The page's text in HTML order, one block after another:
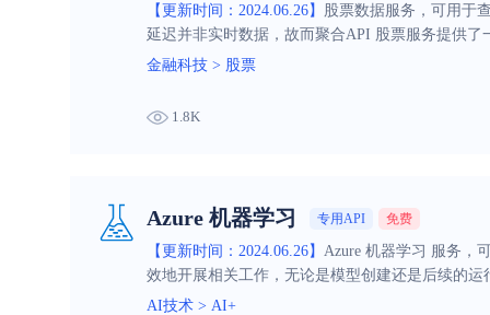
【更新时间：2024.06.26】
股票数据服务，可用于
延迟并非实时数据，故而聚合API 股票服务提供
需的市场数据，做出相应的策略调整和风险管理
金融科技 > 股票
1.8K
Azure 机器学习 专用API 免费
【更新时间：2024.06.26】 Azure 机器学习 服务，
效地开展相关工作，无论是模型创建还是后续的运
AI技术 > AI+